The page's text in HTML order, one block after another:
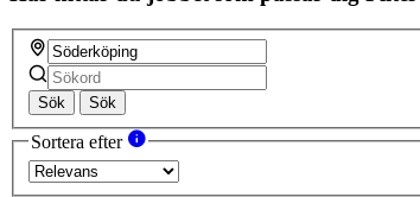
Sök Sök
Sortera efter